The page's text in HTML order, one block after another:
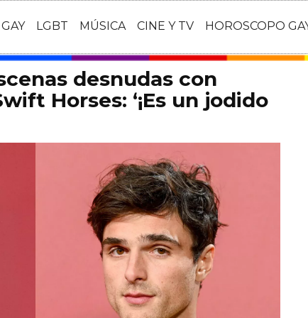
LGBT MÚSICA CINE Y TV HOROSCOPO
desnudas con
Horses: ‘¡Es un jodido